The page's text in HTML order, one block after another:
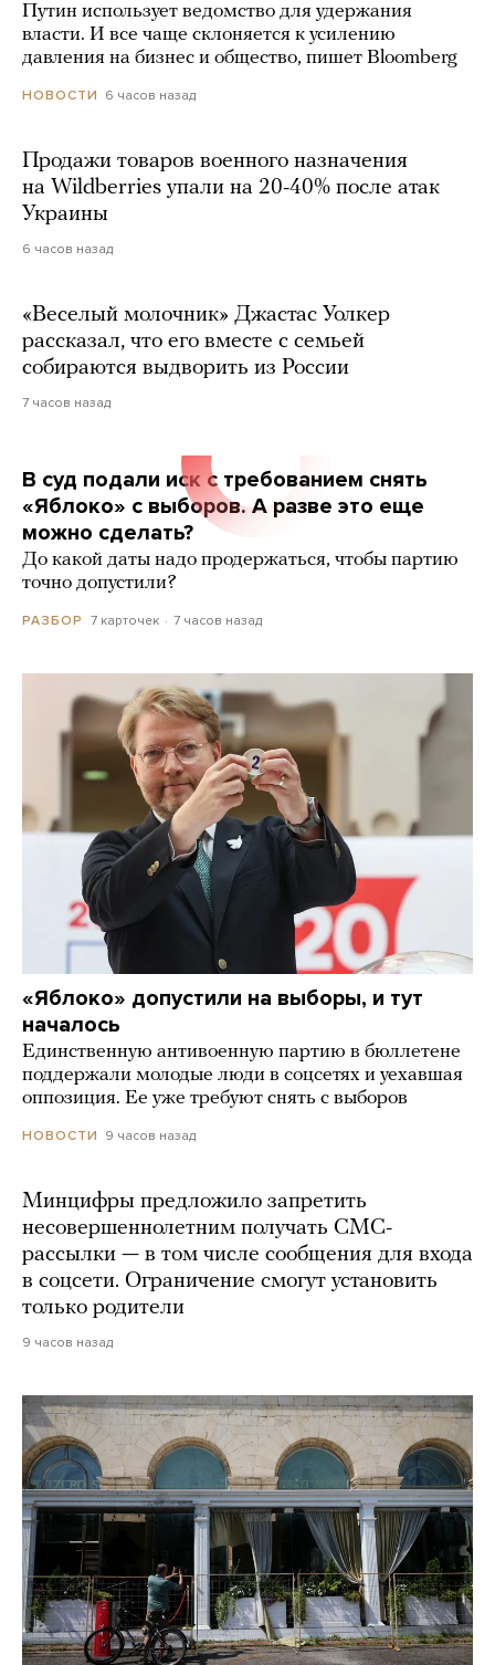
Путин использует ведомство для удержания
власти. И все чаще склоняется к усилению
давления на бизнес и общество, пишет Bloomberg
НОВОСТИ 6 часов назад
Продажи товаров военного назначения
на Wildberries упали на 20-40% после атак
Украины
6 часов назад
«Веселый молочник» Джастас Уолкер
рассказал, что его вместе с семьей
собираются выдворить из России
7 часов назад
В суд подали иск с требованием снять
«Яблоко» с выборов. А разве это еще
можно сделать?
До какой даты надо продержаться, чтобы партию
точно допустили?
РАЗБОР 7 карточек 7 часов назад
«Яблоко» допустили на выборы, и тут
началось
Единственную антивоенную партию в бюллетене
поддержали молодые люди в соцсетях и уехавшая
оппозиция. Ее уже требуют снять с выборов
НОВОСТИ 9 часов назад
Минцифры предложило запретить
несовершеннолетним получать СМС-
рассылки — в том числе сообщения для входа
в соцсети. Ограничение смогут установить
только родители
9 часов назад